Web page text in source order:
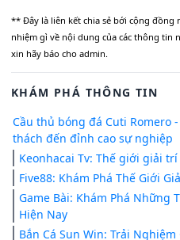
** Đây là liên kết chia sẻ bới cộng
nhiệm gì về nội dung của các thông tin
xin hãy báo cho admin.
KHÁM PHÁ THÔNG TIN
Cầu thủ bóng đá Cuti
thách đến đỉnh cao sự nghiệp
Keonhacai Tv: Thế giới giải
Five88: Khám Phá Thế Giới
Game Bài: Khám Phá Những
Hiện Nay
Bắn Cá Sun Win: Trải